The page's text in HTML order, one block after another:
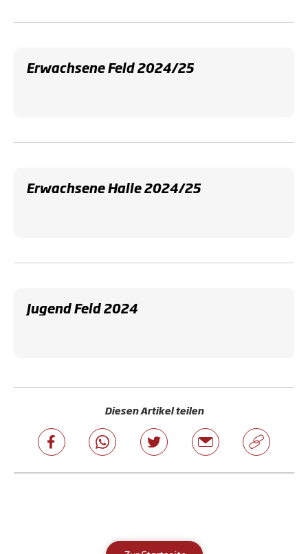
Erwachsene Feld 2024/25
Erwachsene Halle 2024/25
Jugend Feld 2024
Diesen Artikel teilen